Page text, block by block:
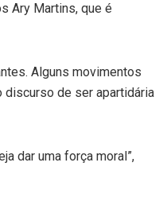
Ary Martins, que é
Alguns movimentos
discurso de ser apartidária
dar uma força moral”,